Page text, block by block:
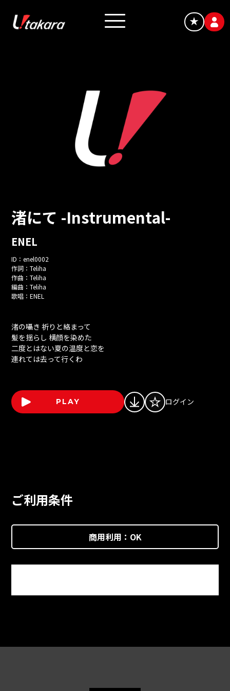
★
渚にて -Instrumental-
ENEL
ID：enel0002
作詞：Teliha
作曲：Teliha
編曲：Teliha
歌唱：ENEL
渚の囁き 祈りと絡まって
髪を揺らし 横顔を染めた
二度とはない夏の温度と恋を
連れては去って行くわ
PLAY ログイン
ご利用条件
商用利用： OK